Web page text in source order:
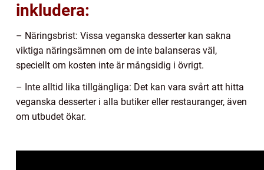
inkludera:
– Näringsbrist: Vissa veganska desserter kan sakna
viktiga näringsämnen om de inte balanseras väl,
speciellt om kosten inte är mångsidig i övrigt.
– Inte alltid lika tillgängliga: Det kan vara svårt att hitta
veganska desserter i alla butiker eller restauranger, även
om utbudet ökar.